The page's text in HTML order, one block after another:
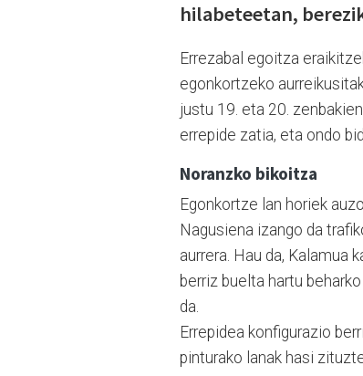
hilabeteetan,
Errezabal egoitza
egonkortzeko
justu 19. eta 20.
errepide zatia, eta ondo
Noranzko bikoitza
Egonkortze lan horiek
Nagusiena izango da
aurrera. Hau da, Kalamua
berriz buelta hartu
da.
Errepidea konfigurazio
pinturako lanak hasi